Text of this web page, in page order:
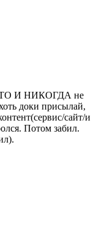
И НИКОГДА не
доки присылай,
сайт/и
Потом забил.